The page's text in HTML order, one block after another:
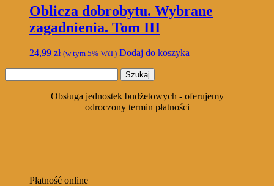
Oblicza dobrobytu. Wybrane
zagadnienia. Tom III
24,99 zł (w tym 5% VAT) Dodaj do koszyka
Obsługa jednostek budżetowych - oferujemy
odroczony termin płatności
Płatność online